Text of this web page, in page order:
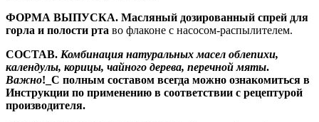
ФОРМА ВЫПУСКА. Масляный дозированный спрей для
горла и полости рта во флаконе с насосом-распылителем.
СОСТАВ. Комбинация натуральных масел облепихи,
календулы, корицы, чайного дерева, перечной мяты.
Важно!_С полным составом всегда можно ознакомиться в
Инструкции по применению в соответствии с рецептурой
производителя.